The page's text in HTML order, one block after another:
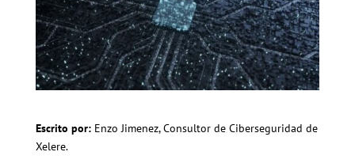
Escrito por:Enzo Jimenez, Consultor de Ciberseguridad de
Xelere.